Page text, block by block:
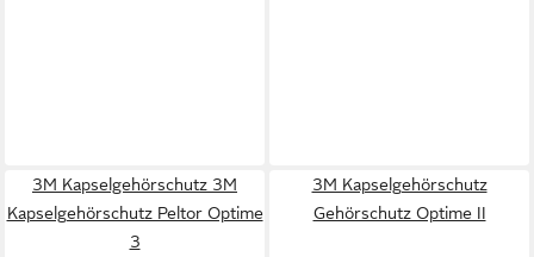
3M Kapselgehörschutz 3M
Kapselgehörschutz Peltor Optime
3
3M Kapselgehörschutz
Gehörschutz Optime II